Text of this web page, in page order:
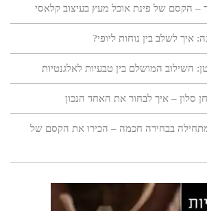
– הקסם של פינת אוכל מעץ בעיצוב קלאסי
איך לשלב בין נוחות ליופי?
השילוב המושלם בין טבעיות לאלגנטיות
סלון – איך לבחור את האחד הנכון
מתחילה בבחירה חכמה – הכירו את הקסם של